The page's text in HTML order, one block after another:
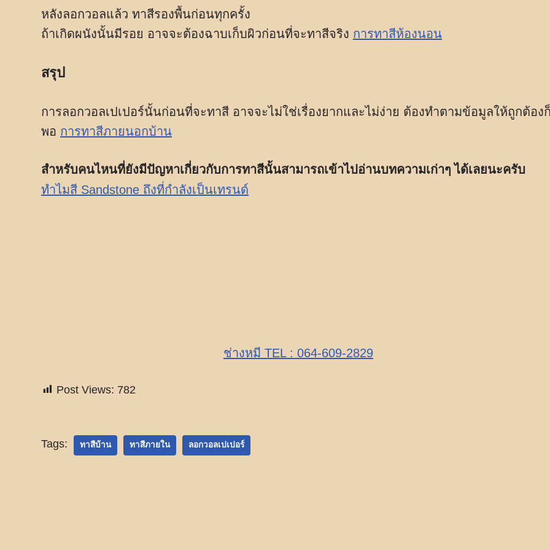
หลังลอกวอลแล้ว ทาสีรองพื้นก่อนทุกครั้ง
ถ้าเกิดผนังนั้นมีรอย อาจจะต้องฉาบเก็บผิวก่อนที่จะทาสีจริง การทาสีห้องนอน
สรุป
การลอกวอลเปเปอร์นั้นก่อนที่จะทาสี อาจจะไม่ใช่เรื่องยากและไม่ง่าย ต้องทำตามข้อมูลให้ถูกต้อง
พอ การทาสีภายนอกบ้าน
สำหรับคนไหนที่ยังมีปัญหาเกี่ยวกับการทาสีนั้นสามารถเข้าไปอ่านบทความเก่าๆ ได้เลยนะครับ
ทำไมสี Sandstone ถึงที่กำลังเป็นเทรนด์
ช่างหมี TEL : 064-609-2829
Post Views: 782
Tags: ทาสีบ้าน ทาสีภายใน ลอกวอลเปเปอร์